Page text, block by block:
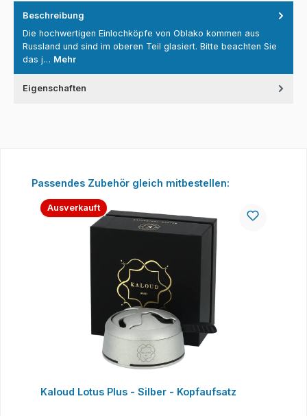
Beschreibung
Die hochwertigen Einlochköpfe von Oblako kommen aus
Russland und sind im oberen Teil glasiert. Bitte beachten Sie
das j… Mehr
Eigenschaften
Produktgalerie überspringen
Passendes Zubehör gleich mitbestellen:
Ausverkauft
Kaloud Lotus Plus - Silber - Kopfaufsatz